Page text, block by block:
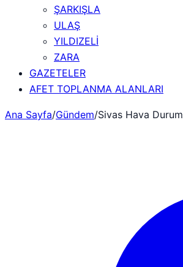
ŞARKIŞLA
ULAŞ
YILDIZELİ
ZARA
GAZETELER
AFET TOPLANMA ALANLARI
Ana Sayfa/Gündem/Sivas Hava